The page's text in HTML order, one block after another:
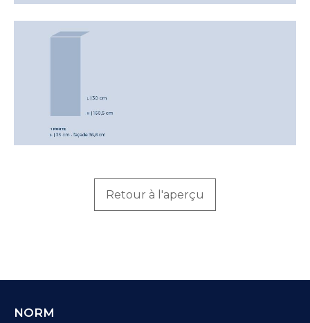
Retour à l'aperçu
NORM